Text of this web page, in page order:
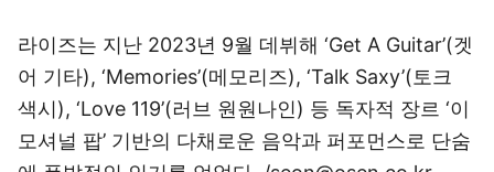
라이즈는 지난 2023년 9월 데뷔해 ‘Get A Guitar’(겟
어 기타), ‘Memories’(메모리즈), ‘Talk Saxy’(토크
색시), ‘Love 119’(러브 원원나인) 등 독자적 장르 ‘이
모셔널 팝’ 기반의 다채로운 음악과 퍼포먼스로 단숨